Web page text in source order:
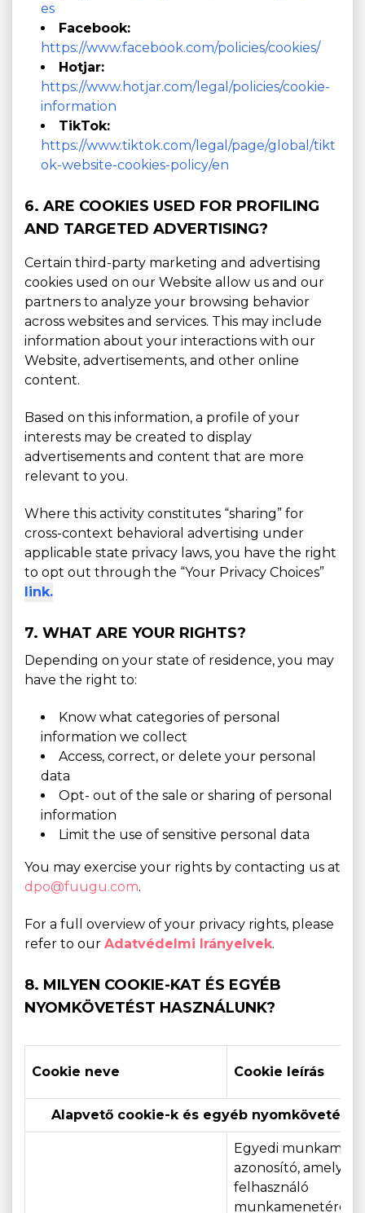
es
Facebook:
https://www.facebook.com/policies/cookies/
Hotjar:
https://www.hotjar.com/legal/policies/cookie-
information
TikTok:
https://www.tiktok.com/legal/page/global/tikt
ok-website-cookies-policy/en
6. ARE COOKIES USED FOR PROFILING
AND TARGETED ADVERTISING?
Certain third-party marketing and advertising
cookies used on our Website allow us and our
partners to analyze your browsing behavior
across websites and services. This may include
information about your interactions with our
Website, advertisements, and other online
content.
Based on this information, a profile of your
interests may be created to display
advertisements and content that are more
relevant to you.
Where this activity constitutes “sharing” for
cross-context behavioral advertising under
applicable state privacy laws, you have the right
to opt out through the “Your Privacy Choices”
link.
7. WHAT ARE YOUR RIGHTS?
Depending on your state of residence, you may
have the right to:
Know what categories of personal
information we collect
Access, correct, or delete your personal
data
Opt- out of the sale or sharing of personal
information
Limit the use of sensitive personal data
You may exercise your rights by contacting us at
dpo@fuugu.com.
For a full overview of your privacy rights, please
refer to our Adatvédelmi Irányelvek.
8. MILYEN COOKIE-KAT ÉS EGYÉB
NYOMKÖVETÉST HASZNÁLUNK?
Cookie neve Cookie leírás
Alapvető cookie-k és egyéb nyomkövetési
Egyedi
azonosító, amely a
felhasználó
munkamenetére